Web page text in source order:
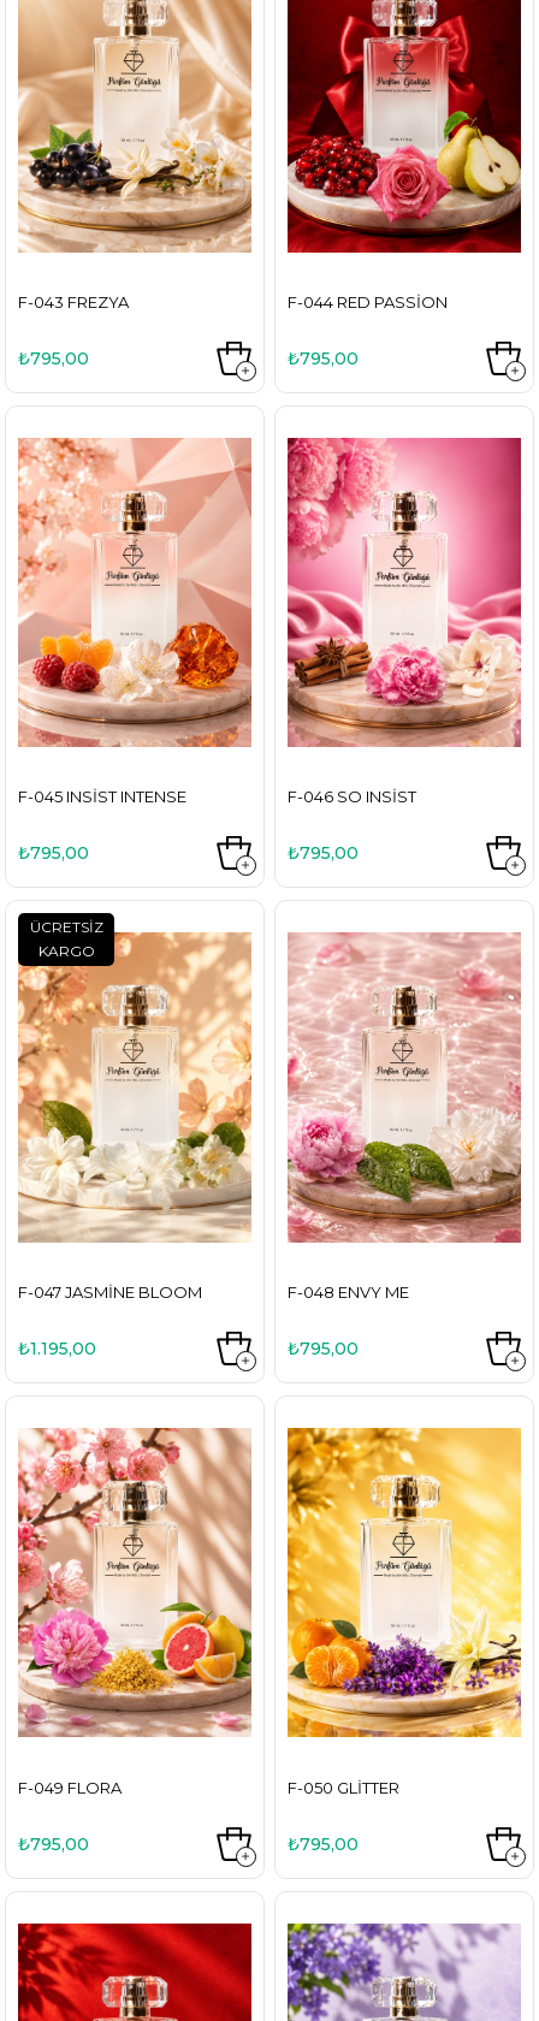
F-043 FREZYA
₺795,00
F-044 RED PASSION
₺795,00
F-045 INSIST INTENSE
₺795,00
F-046 SO INSIST
₺795,00
F-047 JASMINE BLOOM
₺1.195,00
ÜCRETSIZ
KARGO
F-048 ENVY ME
₺795,00
F-049 FLORA
₺795,00
F-050 GLITTER
₺795,00